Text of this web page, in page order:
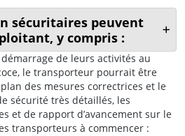
sécuritaires peuvent
y compris :
de leurs activités au
le transporteur pourrait être
des mesures correctrices et le
sécurité très détaillés, les
et de rapport d’avancement sur le
transporteurs à commencer :